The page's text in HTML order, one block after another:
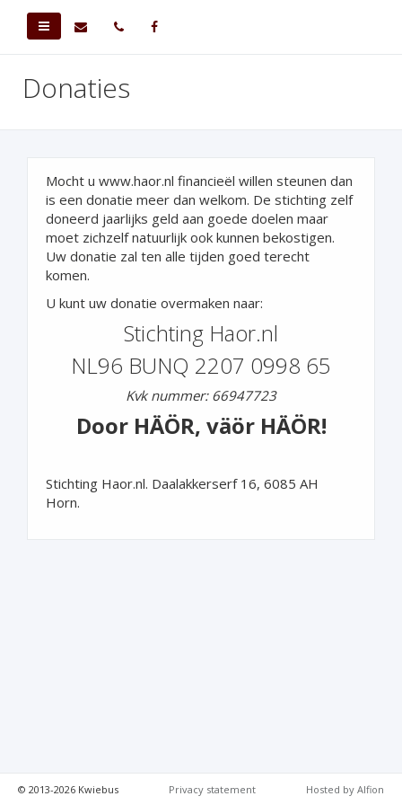
Donaties
Mocht u www.haor.nl financieël willen steunen dan
is een donatie meer dan welkom. De stichting zelf
doneerd jaarlijks geld aan goede doelen maar
moet zichzelf natuurlijk ook kunnen bekostigen.
Uw donatie zal ten alle tijden goed terecht
komen.
U kunt uw donatie overmaken naar:
Stichting Haor.nl
NL96 BUNQ 2207 0998 65
Kvk nummer: 66947723
Door HÄÖR, väör HÄÖR!
Stichting Haor.nl. Daalakkerserf 16, 6085 AH
Horn.
Hosted by Alfion
© 2013-2026 Kwiebus Privacy statement